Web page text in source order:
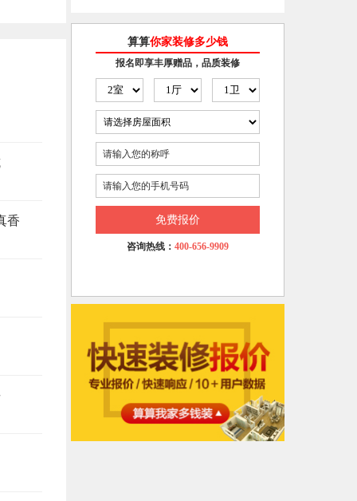
香
算算你家装修多少钱
报名即享丰厚赠品，品质装修
免费报价
咨询热线： 400-656-9909